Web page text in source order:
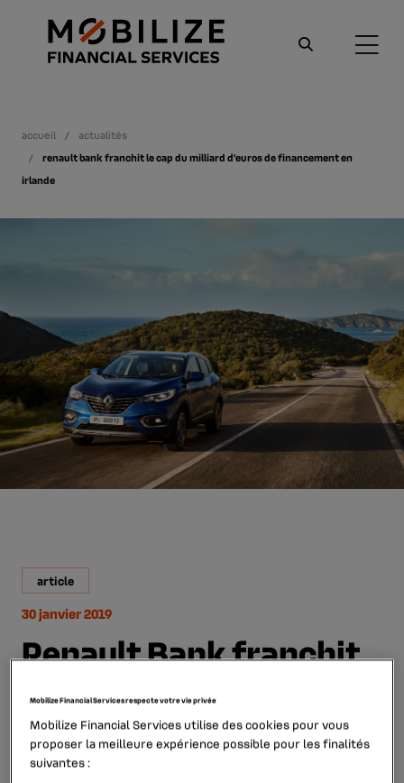
accueil
actualités
renault bank franchit le cap du milliard d’euros de financement en
irlande
article
30 janvier 2019
Renault Bank franchit
le cap du milliard
d’euros de financement
en Irlande
Mobilize Financial Services respecte votre vie privée
Mobilize Financial Services utilise des cookies pour vous
proposer la meilleure expérience possible pour les finalités
suivantes :